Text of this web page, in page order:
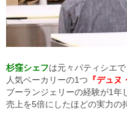
杉窪シェフは元々パティシエ
人気ベーカリーの1つ 『デュヌ
ブーランジェリーの経験が1年
売上を5倍にしたほどの実力の